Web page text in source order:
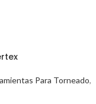
Para Torneado,